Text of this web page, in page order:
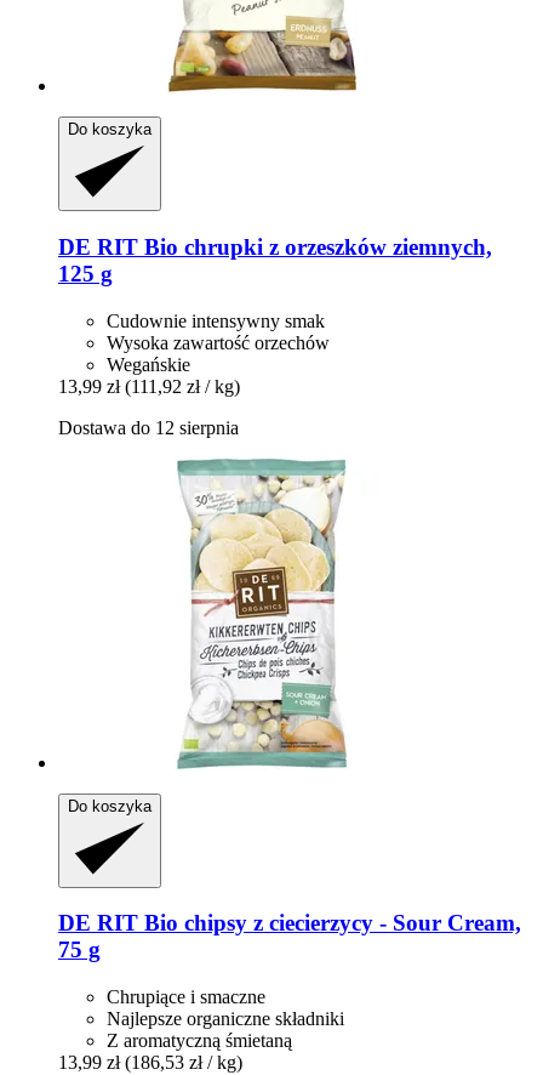
Do koszyka
DE RIT Bio chrupki z orzeszków ziemnych,
125 g
Cudownie intensywny smak
Wysoka zawartość orzechów
Wegańskie
13,99 zł (111,92 zł / kg)
Dostawa do 12 sierpnia
Do koszyka
DE RIT Bio chipsy z ciecierzycy -​ Sour Cream,
75 g
Chrupiące i smaczne
Najlepsze organiczne składniki
Z aromatyczną śmietaną
13,99 zł (186,53 zł / kg)